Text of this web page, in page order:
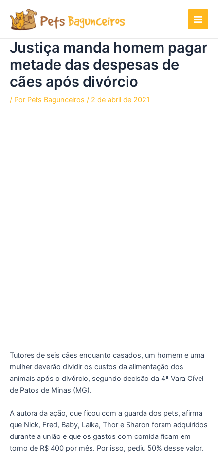
para
conteúdo
Justiça manda homem pagar
metade das despesas de
cães após divórcio
/ Por Pets Bagunceiros / 2 de abril de 2021
Tutores de seis cães enquanto casados, um homem e uma
mulher deverão dividir os custos da alimentação dos
animais após o divórcio, segundo decisão da 4ª Vara Cível
de Patos de Minas (MG).
A autora da ação, que ficou com a guarda dos pets, afirma
que Nick, Fred, Baby, Laika, Thor e Sharon foram adquiridos
durante a união e que os gastos com comida ficam em
torno de R$ 400 por mês. Por isso, pediu 50% desse valor.